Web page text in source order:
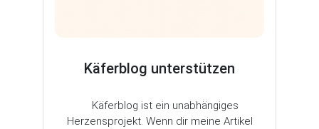
Käferblog unterstützen
Käferblog ist ein unabhängiges
Herzensprojekt. Wenn dir meine Artikel